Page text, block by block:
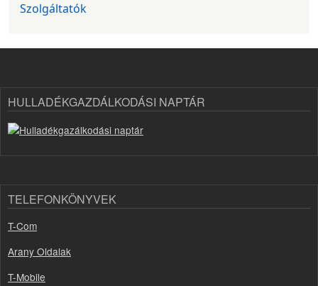
Szolgáltatók
HULLADÉKGAZDÁLKODÁSI NAPTÁR
TELEFONKÖNYVEK
T-Com
Arany Oldalak
T-Mobile